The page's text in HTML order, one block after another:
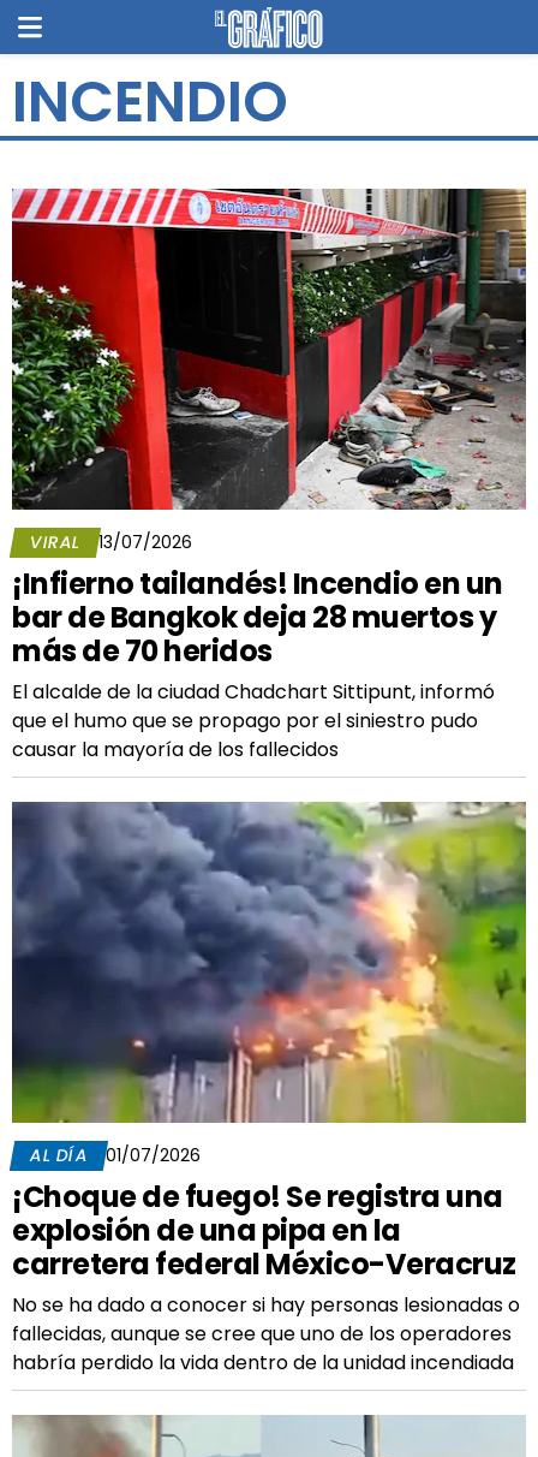
INCENDIO
VIRAL 13/07/2026
¡Infierno tailandés! Incendio en un
bar de Bangkok deja 28 muertos y
más de 70 heridos
El alcalde de la ciudad Chadchart Sittipunt, informó
que el humo que se propago por el siniestro pudo
causar la mayoría de los fallecidos
AL DÍA 01/07/2026
¡Choque de fuego! Se registra una
explosión de una pipa en la
carretera federal México-Veracruz
No se ha dado a conocer si hay personas lesionadas o
fallecidas, aunque se cree que uno de los operadores
habría perdido la vida dentro de la unidad incendiada